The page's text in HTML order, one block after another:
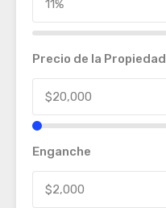
Precio de la Propiedad
Enganche